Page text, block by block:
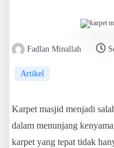
Fadlan Minallah
Artikel
Karpet masjid menjadi
dalam menunjang
karpet yang tepat tidak